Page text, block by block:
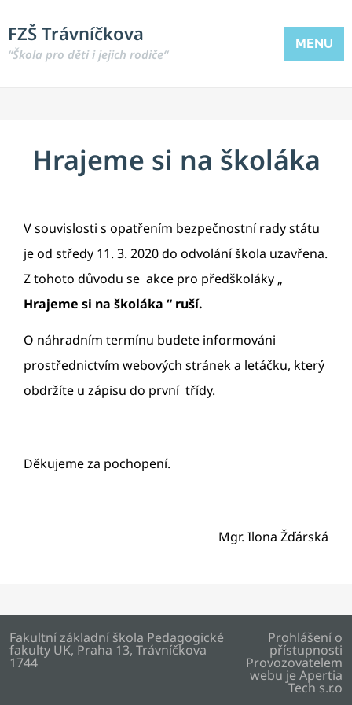
FZŠ Trávníčkova
“Škola pro děti i jejich rodiče“
MENU
Hrajeme si na školáka
V souvislosti s opatřením bezpečnostní rady státu
je od středy 11. 3. 2020 do odvolání škola uzavřena.
Z tohoto důvodu se akce pro předškoláky „
Hrajeme si na školáka “ ruší.
O náhradním termínu budete informováni
prostřednictvím webových stránek a letáčku, který
obdržíte u zápisu do první třídy.
Děkujeme za pochopení.
Mgr. Ilona Žďárská
Fakultní základní škola Pedagogické
fakulty UK, Praha 13, Trávníčkova
1744
Prohlášení o
přístupnosti
Provozovatelem
webu je Apertia
Tech s.r.o